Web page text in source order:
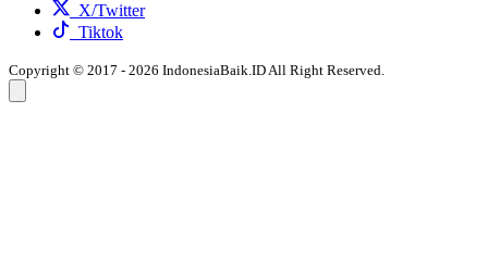
X/Twitter
Tiktok
Copyright © 2017 - 2026 IndonesiaBaik.ID All Right Reserved.